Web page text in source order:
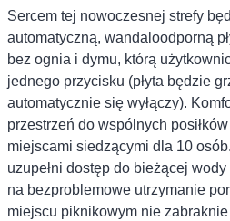
Sercem tej nowoczesnej strefy
automatyczną, wandaloodporną
bez ognia i dymu, którą
jednego przycisku (płyta będzie
automatycznie się wyłączy).
przestrzeń do wspólnych
miejscami siedzącymi dla 10
uzupełni dostęp do bieżącej
na bezproblemowe utrzymanie
miejscu piknikowym nie